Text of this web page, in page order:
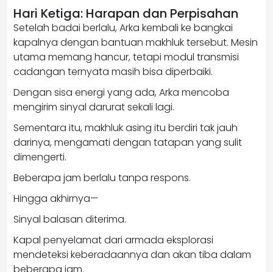
Hari Ketiga: Harapan dan Perpisahan
Setelah badai berlalu, Arka kembali ke bangkai
kapalnya dengan bantuan makhluk tersebut. Mesin
utama memang hancur, tetapi modul transmisi
cadangan ternyata masih bisa diperbaiki.
Dengan sisa energi yang ada, Arka mencoba
mengirim sinyal darurat sekali lagi.
Sementara itu, makhluk asing itu berdiri tak jauh
darinya, mengamati dengan tatapan yang sulit
dimengerti.
Beberapa jam berlalu tanpa respons.
Hingga akhirnya—
Sinyal balasan diterima.
Kapal penyelamat dari armada eksplorasi
mendeteksi keberadaannya dan akan tiba dalam